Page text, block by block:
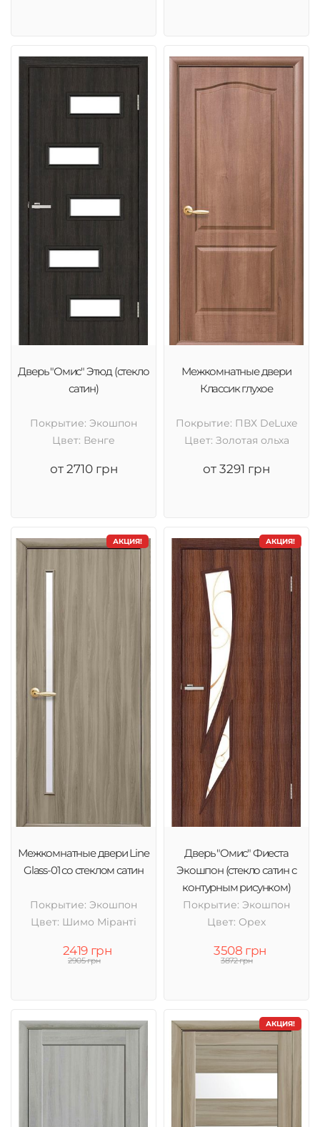
Дверь "Омис" Этюд (стекло
сатин)
Покрытие: Экошпон
Цвет: Венге
от 2710 грн
Межкомнатные двери
Классик глухое
Покрытие: ПВХ DeLuxe
Цвет: Золотая ольха
от 3291 грн
АКЦИЯ!
Межкомнатные двери Line
Glass-01 со стеклом сатин
Покрытие: Экошпон
Цвет: Шимо Міранті
2419 грн
2905 грн
АКЦИЯ!
Дверь "Омис" Фиеста
Экошпон (стекло сатин с
контурным рисунком)
Покрытие: Экошпон
Цвет: Орех
3508 грн
3872 грн
АКЦИЯ!